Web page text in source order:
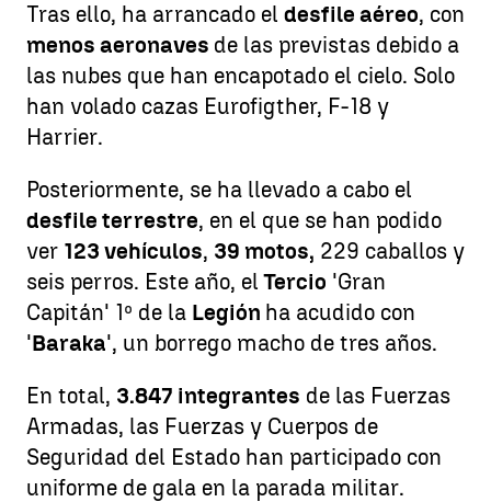
Tras ello, ha arrancado el desfile aéreo, con
menos aeronaves de las previstas debido a
las nubes que han encapotado el cielo. Solo
han volado cazas Eurofigther, F-18 y
Harrier.
Posteriormente, se ha llevado a cabo el
desfile terrestre, en el que se han podido
ver 123 vehículos, 39 motos, 229 caballos y
seis perros. Este año, el Tercio 'Gran
Capitán' 1º de la Legión ha acudido con
'Baraka', un borrego macho de tres años.
En total, 3.847 integrantes de las Fuerzas
Armadas, las Fuerzas y Cuerpos de
Seguridad del Estado han participado con
uniforme de gala en la parada militar.